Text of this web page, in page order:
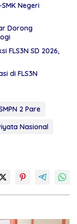
Negeri
Dorong
FLS3N SD 2026,
di FLS3N
2 Pare
Nasional